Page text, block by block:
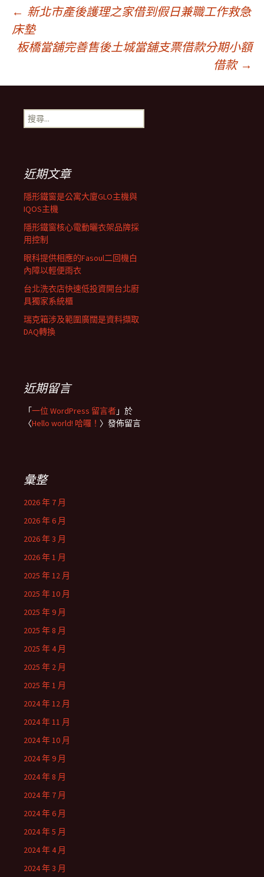
文
章
導
覽
← 新北市產後護理之家借到假日兼職工作救急
床墊
板橋當舖完善售後土城當舖支票借款分期小額
借款 →
搜
尋
近期文章
隱形鐵窗是公寓大廈GLO主機與
IQOS主機
隱形鐵窗核心電動曬衣架品牌採
用控制
眼科提供相應的Fasoul二回機白
內障以輕便雨衣
台北洗衣店快速低投資開台北廚
具獨家系統櫃
瑞克箱涉及範圍廣闊是資料擷取
DAQ轉換
近期留言
「一位 WordPress 留言者」於
〈Hello world! 哈囉！ 〉發佈留言
彙整
2026 年 7 月
2026 年 6 月
2026 年 3 月
2026 年 1 月
2025 年 12 月
2025 年 10 月
2025 年 9 月
2025 年 8 月
2025 年 4 月
2025 年 2 月
2025 年 1 月
2024 年 12 月
2024 年 11 月
2024 年 10 月
2024 年 9 月
2024 年 8 月
2024 年 7 月
2024 年 6 月
2024 年 5 月
2024 年 4 月
2024 年 3 月